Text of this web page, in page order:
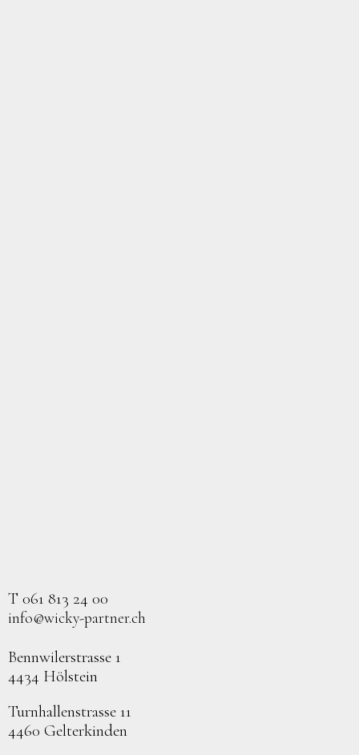
T 061 813 24 00
info@wicky-partner.ch
Bennwilerstrasse 1
4434 Hölstein
Turnhallenstrasse 11
4460 Gelterkinden